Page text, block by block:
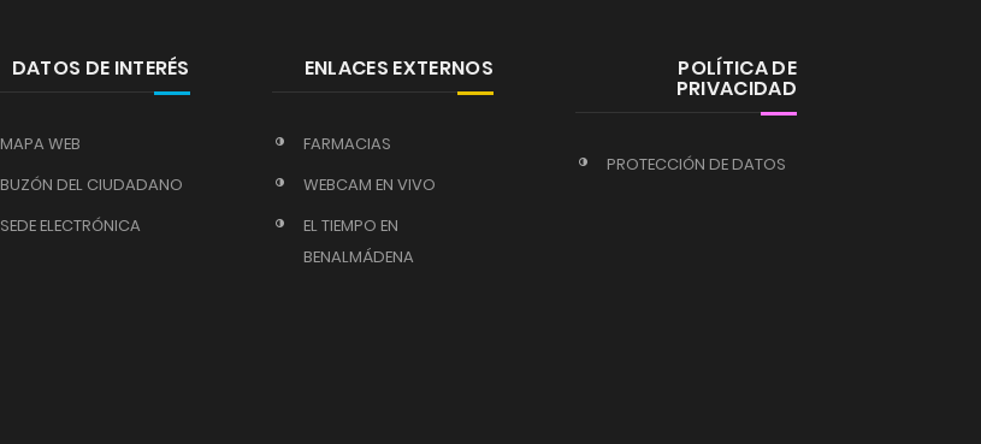
DATOS DE INTERÉS
MAPA WEB
BUZÓN DEL CIUDADANO
SEDE ELECTRÓNICA
ENLACES EXTERNOS
FARMACIAS
WEBCAM EN VIVO
EL TIEMPO EN
BENALMÁDENA
POLÍTICA DE
PRIVACIDAD
PROTECCIÓN DE DATOS